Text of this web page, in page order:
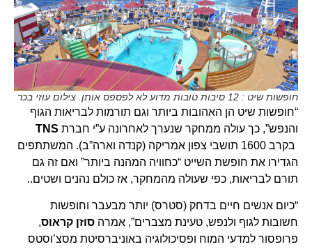
חופשות שיט : 12 סיבות טובות מדוע לא לפספס אותן. צילום עוזי בכר
“חופשות שיט הן האהובות ביותר וגם תורמות לבריאות הגוף
והנפש”, כך עולה ממחקר שנערך לאחרונה ע”י חברתTNS
בקרב 1600 תושבי צפון אמריקה (קנדה וארה”ב). המשתתפים
הגדירו את חופשת השייט “כחוויה המהנה ביותר” ואם זה גם
תורם לבריאות, כפי שעולה מהמחקר, אז כולם נהנים ושטים..
“כיום אנשים חיים בדחק (סטרס) יותר מבעבר וחופשות
חשובות לגוף ולנפש, טעינת מצברים”, אמרהסוזן קראוס,
פרופסור למדעי המוח ופסיכולוגיה באוניברסיטת מסצ’וסטס